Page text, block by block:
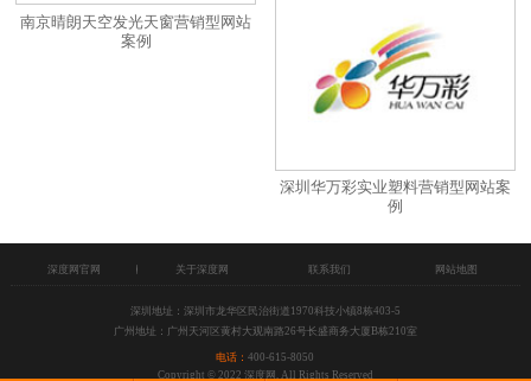
南京晴朗天空发光天窗营销型网站
案例
深圳华万彩实业塑料营销型网站案
例
深度网官网 关于深度网 联系我们 网站地图
深圳地址：深圳市龙华区民治街道1970科技小镇8栋403-5
广州地址：广州天河区黄村大观南路26号长盛商务大厦B栋210室
电话：400-615-8050
Copyright © 2022 深度网, All Rights Reserved